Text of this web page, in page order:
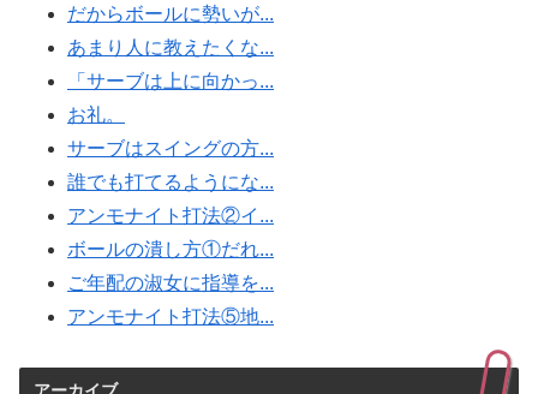
だからボールに勢いが...
あまり人に教えたくな...
「サーブは上に向かっ...
お礼。
サーブはスイングの方...
誰でも打てるようにな...
アンモナイト打法②イ...
ボールの潰し方①だれ...
ご年配の淑女に指導を...
アンモナイト打法⑤地...